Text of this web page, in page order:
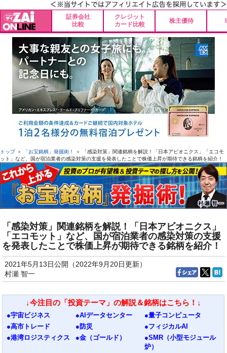
証券会社
比較
クレジット
カード比較
株主優待
トップ＞ 「お宝銘柄」発掘術！
＞ 「感染対策」関連銘柄を解説！「日本アビオニクス」「エコモ
ット」など、国が宿泊業者の感染対策の支援を発表したことで株価上昇が期待できる銘柄を紹介！
「感染対策」関連銘柄を解説！「日本アビオニクス」
「エコモット」など、国が宿泊業者の感染対策の支援
を発表したことで株価上昇が期待できる銘柄を紹介！
2021年5月13日公開（2022年9月20日更新）
村瀬 智一
↓今注目の「投資テーマ」の解説＆銘柄はこちら！↓
●宇宙ビジネス ●AIデータセンター
●量子コンピュータ
●高市トレード
●防災
●フィジカルAI
●港湾ロジスティクス
●金（ゴールド）
●SMR（小型モジュール
炉）